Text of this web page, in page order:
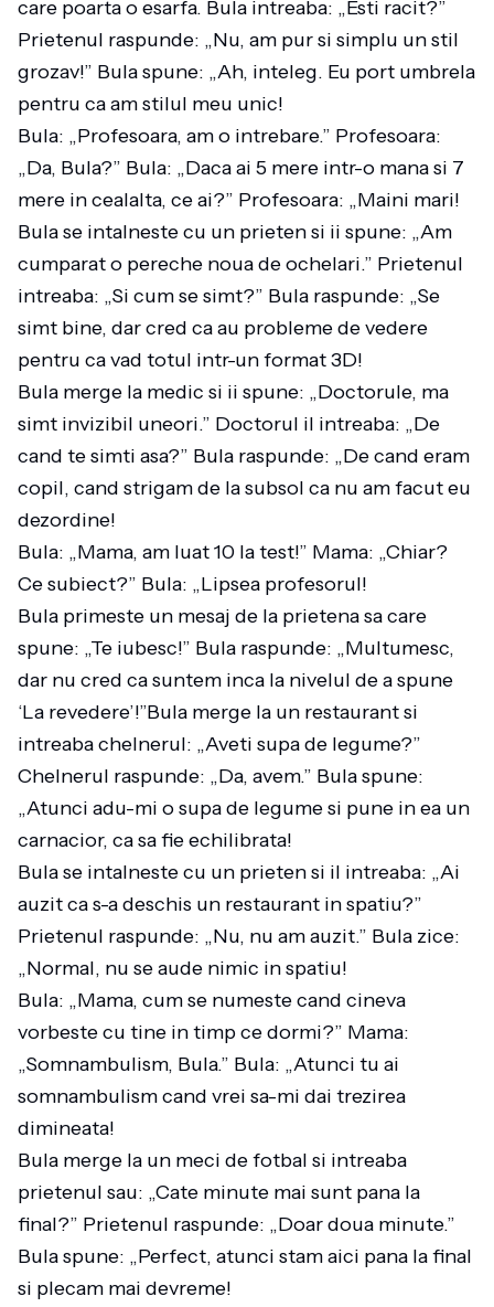
care poarta o esarfa. Bula intreaba: „Esti racit?”
Prietenul raspunde: „Nu, am pur si simplu un stil
grozav!” Bula spune: „Ah, inteleg. Eu port umbrela
pentru ca am stilul meu unic!
Bula: „Profesoara, am o intrebare.” Profesoara:
„Da, Bula?” Bula: „Daca ai 5 mere intr-o mana si 7
mere in cealalta, ce ai?” Profesoara: „Maini mari!
Bula se intalneste cu un prieten si ii spune: „Am
cumparat o pereche noua de ochelari.” Prietenul
intreaba: „Si cum se simt?” Bula raspunde: „Se
simt bine, dar cred ca au probleme de vedere
pentru ca vad totul intr-un format 3D!
Bula merge la medic si ii spune: „Doctorule, ma
simt invizibil uneori.” Doctorul il intreaba: „De
cand te simti asa?” Bula raspunde: „De cand eram
copil, cand strigam de la subsol ca nu am facut eu
dezordine!
Bula: „Mama, am luat 10 la test!” Mama: „Chiar?
Ce subiect?” Bula: „Lipsea profesorul!
Bula primeste un mesaj de la prietena sa care
spune: „Te iubesc!” Bula raspunde: „Multumesc,
dar nu cred ca suntem inca la nivelul de a spune
‘La revedere’!”Bula merge la un restaurant si
intreaba chelnerul: „Aveti supa de legume?”
Chelnerul raspunde: „Da, avem.” Bula spune:
„Atunci adu-mi o supa de legume si pune in ea un
carnacior, ca sa fie echilibrata!
Bula se intalneste cu un prieten si il intreaba: „Ai
auzit ca s-a deschis un restaurant in spatiu?”
Prietenul raspunde: „Nu, nu am auzit.” Bula zice:
„Normal, nu se aude nimic in spatiu!
Bula: „Mama, cum se numeste cand cineva
vorbeste cu tine in timp ce dormi?” Mama:
„Somnambulism, Bula.” Bula: „Atunci tu ai
somnambulism cand vrei sa-mi dai trezirea
dimineata!
Bula merge la un meci de fotbal si intreaba
prietenul sau: „Cate minute mai sunt pana la
final?” Prietenul raspunde: „Doar doua minute.”
Bula spune: „Perfect, atunci stam aici pana la final
si plecam mai devreme!